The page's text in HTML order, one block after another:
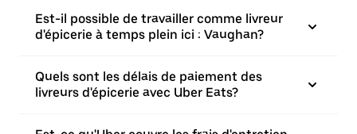
Est-il possible de travailler comme livreur
d'épicerie à temps plein ici : Vaughan?
Quels sont les délais de paiement des
livreurs d'épicerie avec Uber Eats?